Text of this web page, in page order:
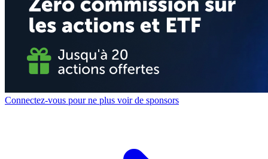
Connectez-vous pour ne plus voir de sponsors